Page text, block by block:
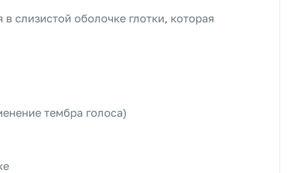
слизистой оболочке глотки, которая
тембра голоса)